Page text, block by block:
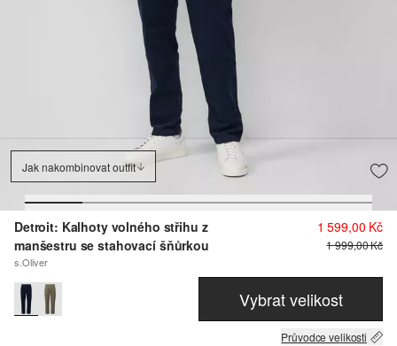
Jak nakombinovat outfit
Detroit: Kalhoty volného střihu z
manšestru se stahovací šňůrkou
s.Oliver
1 599,00 Kč
1 999,00 Kč
Vybrat velikost
Průvodce velikosti